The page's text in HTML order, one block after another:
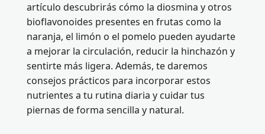
artículo descubrirás cómo la diosmina y otros
bioflavonoides presentes en frutas como la
naranja, el limón o el pomelo pueden ayudarte
a mejorar la circulación, reducir la hinchazón y
sentirte más ligera. Además, te daremos
consejos prácticos para incorporar estos
nutrientes a tu rutina diaria y cuidar tus
piernas de forma sencilla y natural.